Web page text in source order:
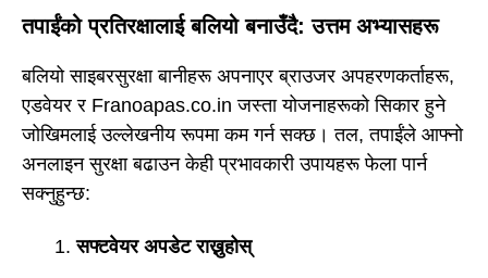
तपाईंको प्रतिरक्षालाई बलियो बनाउँदै: उत्तम अभ्यासहरू
बलियो साइबरसुरक्षा बानीहरू अपनाएर ब्राउजर अपहरणकर्ताहरू,
एडवेयर र Franoapas.co.in जस्ता योजनाहरूको सिकार हुने
जोखिमलाई उल्लेखनीय रूपमा कम गर्न सक्छ। तल, तपाईंले आफ्नो
अनलाइन सुरक्षा बढाउन केही प्रभावकारी उपायहरू फेला पार्न
सक्नुहुन्छ:
सफ्टवेयर अपडेट राख्नुहोस्